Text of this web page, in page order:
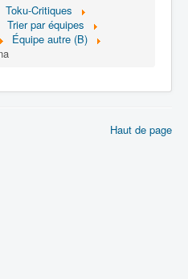
Toku-Critiques
Trier par équipes
Équipe autre (B)
Haut de page